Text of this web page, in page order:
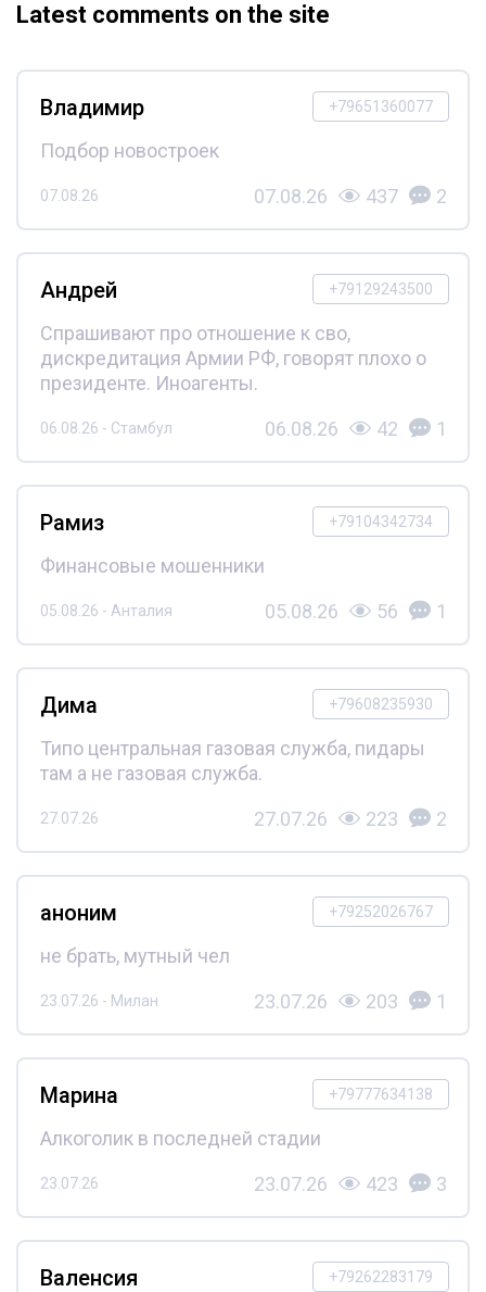
Latest comments on the site
+79651360077
Владимир
Подбор новостроек
07.08.26 07.08.26 437 2
+79129243500
Андрей
Спрашивают про отношение к сво,
дискредитация Армии РФ, говорят плохо о
президенте. Иноагенты.
06.08.26 - Стамбул 06.08.26 42 1
+79104342734
Рамиз
Финансовые мошенники
05.08.26 - Анталия 05.08.26 56 1
+79608235930
Дима
Типо центральная газовая служба, пидары
там а не газовая служба.
27.07.26 27.07.26 223 2
+79252026767
аноним
не брать, мутный чел
23.07.26 - Милан 23.07.26 203 1
+79777634138
Марина
Алкоголик в последней стадии
23.07.26 23.07.26 423 3
+79262283179
Валенсия